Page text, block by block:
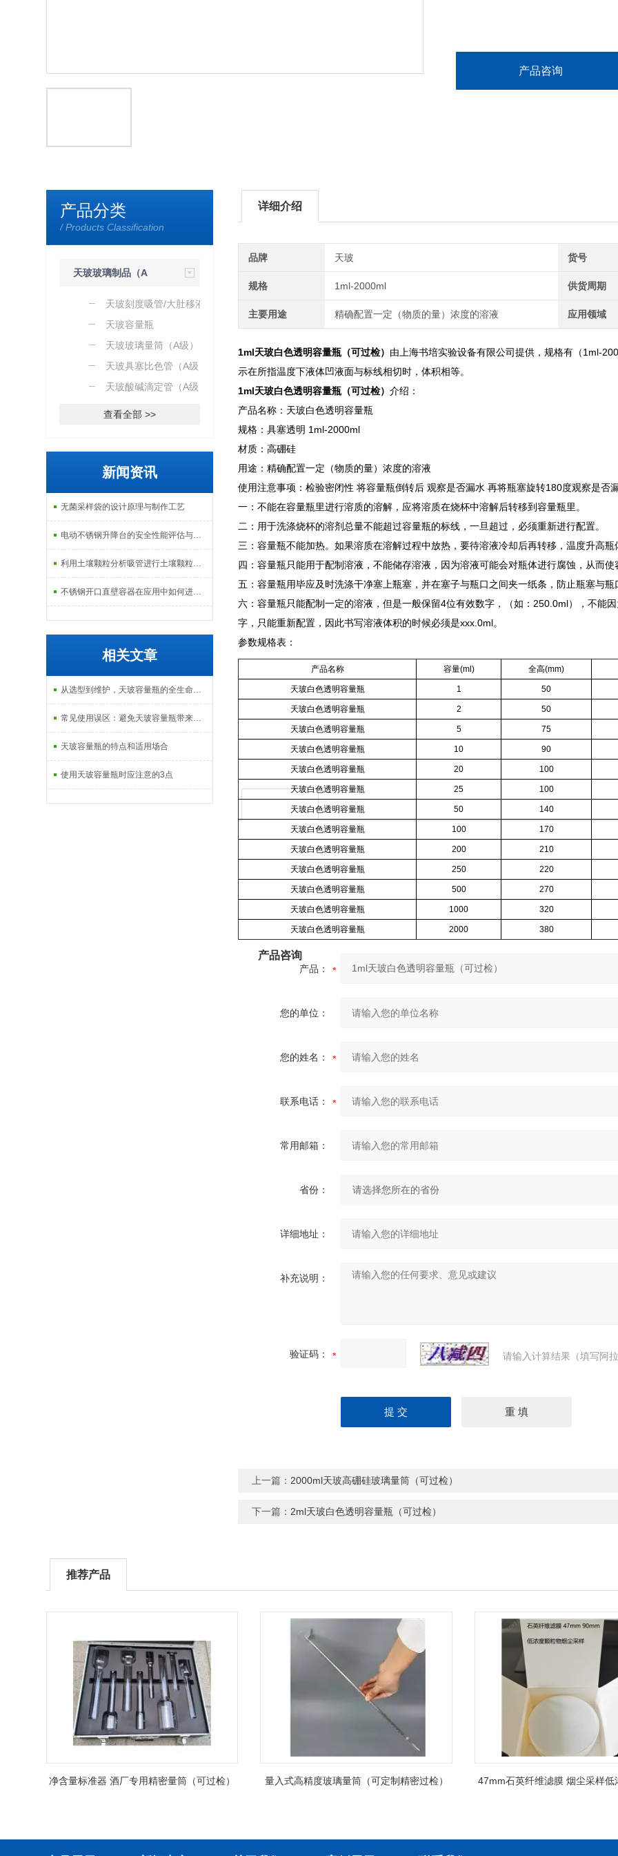
产品咨询
产品分类
/ Products Classification
天玻玻璃制品（A
级过检）天玻刻度吸管/大肚移液管
天玻容量瓶
天玻玻璃量筒（A级）
天玻具塞比色管（A级）
天玻酸碱滴定管（A级）
查看全部 >>
新闻资讯
无菌采样袋的设计原理与制作工艺
电动不锈钢升降台的安全性能评估与控制
利用土壤颗粒分析吸管进行土壤颗粒定量分析的研究
不锈钢开口直壁容器在应用中如何进行维护和保养？
相关文章
从选型到维护，天玻容量瓶的全生命周期使用指南
常见使用误区：避免天玻容量瓶带来的实验误差
天玻容量瓶的特点和适用场合
使用天玻容量瓶时应注意的3点
详细介绍
品牌 天玻 货号
规格 1ml-2000ml 供货周期
主要用途 精确配置一定（物质的量）浓度的溶液 应用领域
1ml天玻白色透明容量瓶（可过检） 由上海书培实验设备有限公司提供，规格有（1ml-
示在所指温度下液体凹液面与标线相切时，体积相等。
1ml天玻白色透明容量瓶（可过检）介绍：
产品名称：天玻白色透明容量瓶
规格：具塞透明 1ml-2000ml
材质：高硼硅
用途：精确配置一定（物质的量）浓度的溶液
使用注意事项：检验密闭性 将容量瓶倒转后 观察是否漏水 再将瓶塞旋转180度观察是否
一：不能在容量瓶里进行溶质的溶解，应将溶质在烧杯中溶解后转移到容量瓶里。
二：用于洗涤烧杯的溶剂总量不能超过容量瓶的标线，一旦超过，必须重新进行配置。
三：容量瓶不能加热。如果溶质在溶解过程中放热，要待溶液冷却后再转移，温度升高瓶
四：容量瓶只能用于配制溶液，不能储存溶液，因为溶液可能会对瓶体进行腐蚀，从而使
五：容量瓶用毕应及时洗涤干净塞上瓶塞，并在塞子与瓶口之间夹一纸条，防止瓶塞与瓶
六：容量瓶只能配制一定的溶液，但是一般保留4位有效数字，（如：250.0ml），不能
字，只能重新配置，因此书写溶液体积的时候必须是xxx.0ml。
参数规格表：
产品名称 容量(ml) 全高(mm)
天玻白色透明容量瓶 1 50
天玻白色透明容量瓶 2 50
天玻白色透明容量瓶 5 75
天玻白色透明容量瓶 10 90
天玻白色透明容量瓶 20 100
天玻白色透明容量瓶 25 100
天玻白色透明容量瓶 50 140
天玻白色透明容量瓶 100 170
天玻白色透明容量瓶 200 210
天玻白色透明容量瓶 250 220
天玻白色透明容量瓶 500 270
天玻白色透明容量瓶 1000 320
天玻白色透明容量瓶 2000 380
产品咨询
产品：
您的单位：
您的姓名：
联系电话：
常用邮箱：
省份：
详细地址：
补充说明：
验证码： 请输入计算结果（填写阿
上一篇： 2000ml天玻高硼硅玻璃量筒（可过检）
下一篇： 2ml天玻白色透明容量瓶（可过检）
推荐产品
净含量标准器 酒厂专用精密量筒（可过检） 量入式高精度玻璃量筒（可定制精密过检） 47mm石英纤维滤膜 烟尘采样低